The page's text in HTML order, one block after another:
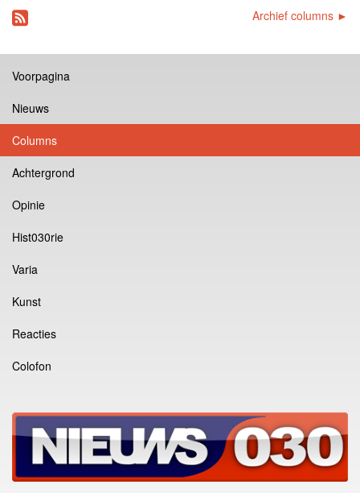
Archief columns ►
Voorpagina
Nieuws
Columns
Achtergrond
Opinie
Hist030rie
Varia
Kunst
Reacties
Colofon